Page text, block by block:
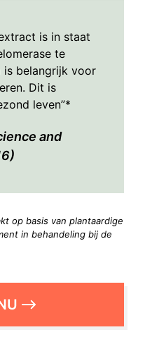
is in staat
te
is belangrijk voor
Dit is
leven”*
and
op basis van plantaardige
in behandeling bij de